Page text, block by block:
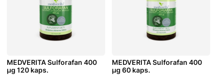
MEDVERITA Sulforafan 400
µg 120 kaps.
MEDVERITA Sulforafan 400
µg 60 kaps.